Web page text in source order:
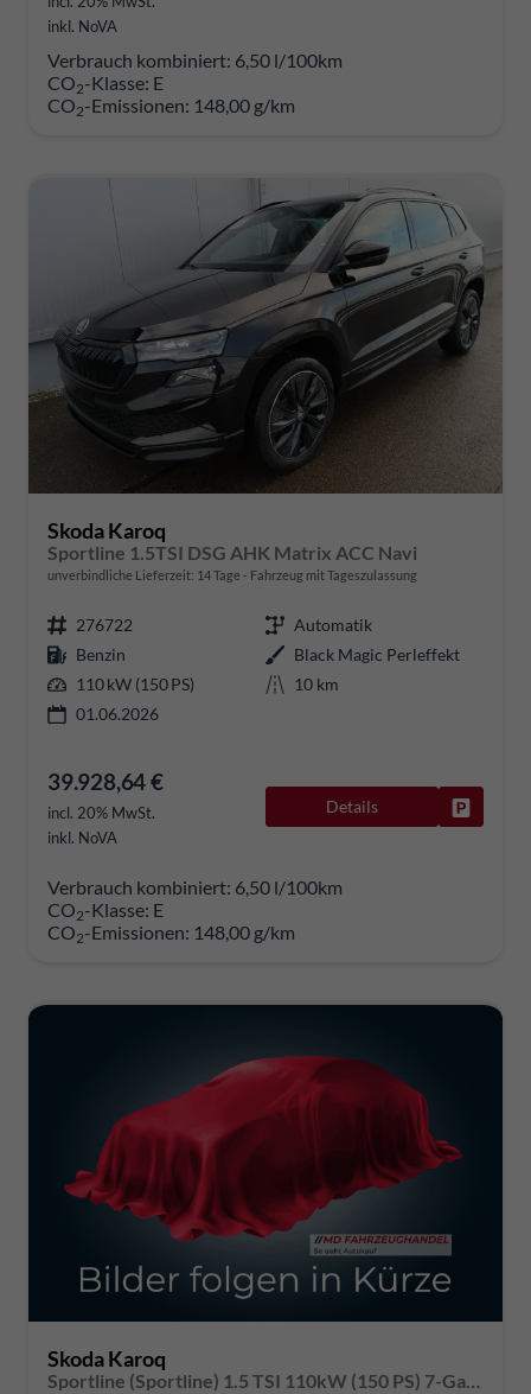
inkl. NoVA
Verbrauch kombiniert: 6,50 l/100km
CO2-Klasse: E
CO2-Emissionen: 148,00 g/km
Skoda Karoq
Sportline 1.5TSI DSG AHK Matrix ACC Navi
unverbindliche Lieferzeit: 14 Tage Fahrzeug mit Tageszulassung
276722
Automatik
Benzin
Black Magic Perleffekt
110 kW (150 PS)
10 km
01.06.2026
39.928,64 €
incl. 20% MwSt.
inkl. NoVA
Details
Verbrauch kombiniert: 6,50 l/100km
CO2-Klasse: E
CO2-Emissionen: 148,00 g/km
Skoda Karoq
Sportline (Sportline) 1.5 TSI 110kW (150 PS) 7-Gang DSG